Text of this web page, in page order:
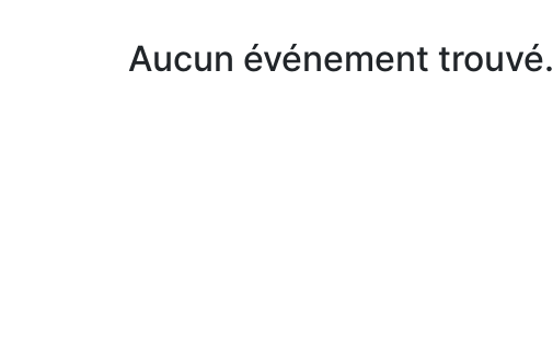
Aucun événement trouvé.